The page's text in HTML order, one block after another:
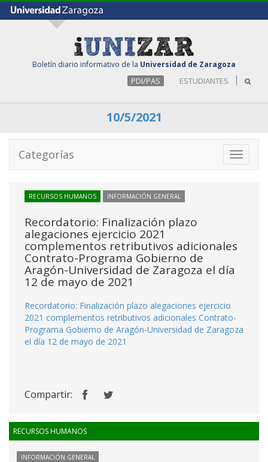
Boletín diario informativo de la Universidad de Zaragoza
PDI/PAS ESTUDIANTES
10/5/2021
Toggle
Categorías
RECURSOS HUMANOS INFORMACIÓN GENERAL
Recordatorio: Finalización plazo
alegaciones ejercicio 2021
complementos retributivos adicionales
Contrato-Programa Gobierno de
Aragón-Universidad de Zaragoza el día
12 de mayo de 2021
Recordatorio: Finalización plazo alegaciones ejercicio
2021 complementos retributivos adicionales Contrato-
Programa Gobierno de Aragón-Universidad de Zaragoza
el día 12 de mayo de 2021
Compartir:
RECURSOS HUMANOS
INFORMACIÓN GENERAL